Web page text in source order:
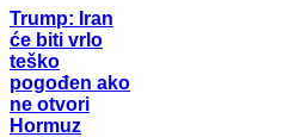
Trump: Iran
će biti vrlo
teško
pogođen ako
ne otvori
Hormuz